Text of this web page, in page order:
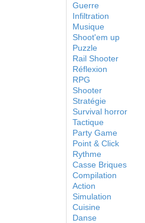
Guerre
Infiltration
Musique
Shoot'em up
Puzzle
Rail Shooter
Réflexion
RPG
Shooter
Stratégie
Survival horror
Tactique
Party Game
Point & Click
Rythme
Casse Briques
Compilation
Action
Simulation
Cuisine
Danse